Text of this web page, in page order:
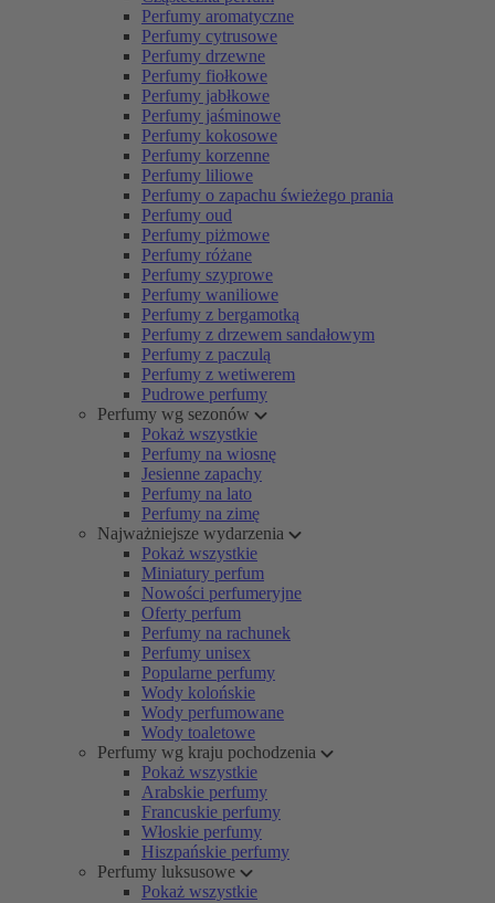
Perfumy aromatyczne
Perfumy cytrusowe
Perfumy drzewne
Perfumy fiołkowe
Perfumy jabłkowe
Perfumy jaśminowe
Perfumy kokosowe
Perfumy korzenne
Perfumy liliowe
Perfumy o zapachu świeżego prania
Perfumy oud
Perfumy piżmowe
Perfumy różane
Perfumy szyprowe
Perfumy waniliowe
Perfumy z bergamotką
Perfumy z drzewem sandałowym
Perfumy z paczulą
Perfumy z wetiwerem
Pudrowe perfumy
Perfumy wg sezonów
Pokaż wszystkie
Perfumy na wiosnę
Jesienne zapachy
Perfumy na lato
Perfumy na zimę
Najważniejsze wydarzenia
Pokaż wszystkie
Miniatury perfum
Nowości perfumeryjne
Oferty perfum
Perfumy na rachunek
Perfumy unisex
Popularne perfumy
Wody kolońskie
Wody perfumowane
Wody toaletowe
Perfumy wg kraju pochodzenia
Pokaż wszystkie
Arabskie perfumy
Francuskie perfumy
Włoskie perfumy
Hiszpańskie perfumy
Perfumy luksusowe
Pokaż wszystkie